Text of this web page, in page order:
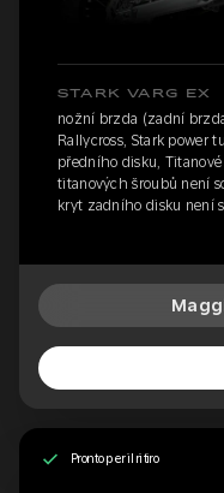
STARK VARG EX
nožní brzda (zadní
Rallycross, Stark power
předního disku,
titanových šroubů není
kryt zadního disku není
Pronto per il ritiro